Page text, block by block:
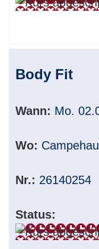
Body Fit
Wann: Mo.
Wo:
Nr.: 26140254
Status: